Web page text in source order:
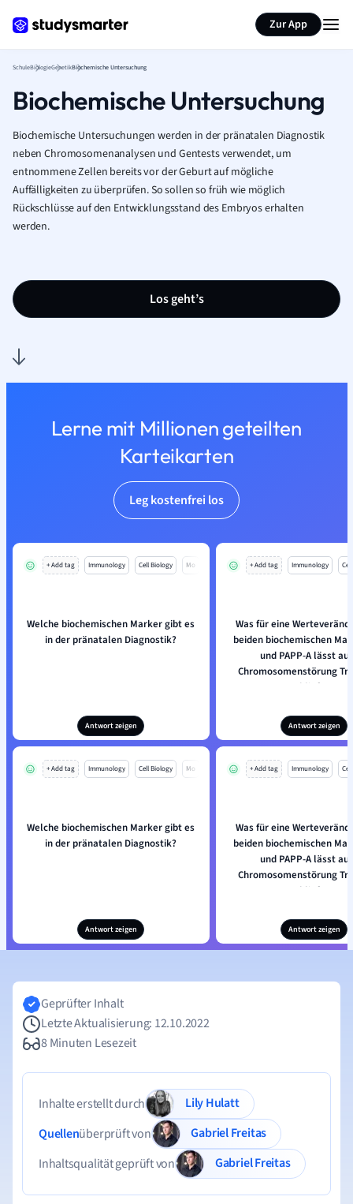
Zur App
SchuleBiologieGenetikBiochemische Untersuchung
Biochemische Untersuchung
Biochemische Untersuchungen werden in der pränatalen Diagnostik
neben Chromosomenanalysen und Gentests verwendet, um
entnommene Zellen bereits vor der Geburt auf mögliche
Auffälligkeiten zu überprüfen. So sollen so früh wie möglich
Rückschlüsse auf den Entwicklungsstand des Embryos erhalten
werden.
Los geht’s
Lerne mit Millionen geteilten
Karteikarten
Leg kostenfrei los
+ Add tag Immunology Cell Biology Mo
Welche biochemischen Marker gibt es
in der pränatalen Diagnostik?
Antwort zeigen
+ Add tag Immunology
Was für eine
beiden biochemischen
und PAPP-A lässt
Chromosomenstörung
schließen?
Antwort zeigen
+ Add tag Immunology Cell Biology Mo
Welche biochemischen Marker gibt es
in der pränatalen Diagnostik?
Antwort zeigen
+ Add tag Immunology
Was für eine
beiden biochemischen
und PAPP-A lässt
Chromosomenstörung
schließen?
Antwort zeigen
Seite zusammenfassen
Geprüfter Inhalt
Letzte Aktualisierung: 12.10.2022
8 Minuten Lesezeit
Inhalte erstellt durch
Lily Hulatt
Quellenüberprüft von
Gabriel Freitas
Inhaltsqualität geprüft von
Gabriel Freitas